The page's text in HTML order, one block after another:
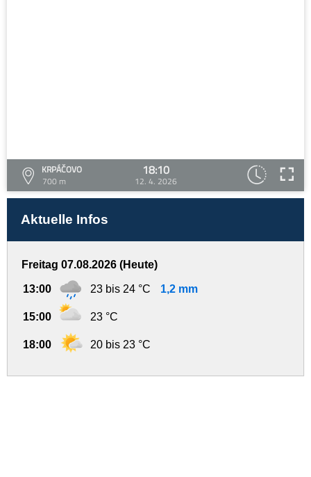
KRPÁČOVO
700 m
18:10
12. 4. 2026
Aktuelle Infos
Freitag 07.08.2026 (Heute)
13:00 23 bis 24 °C 1,2 mm
15:00 23 °C
18:00 20 bis 23 °C